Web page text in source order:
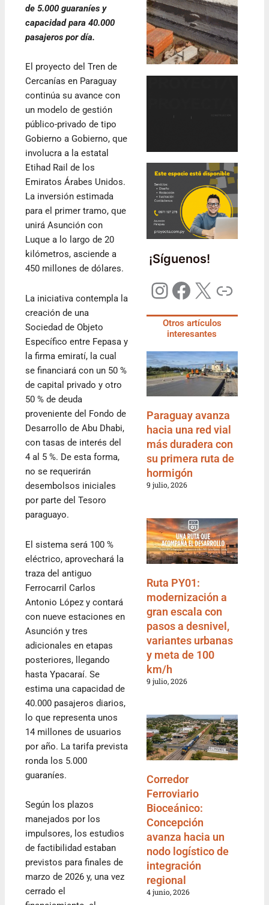
de 5.000 guaraníes y
capacidad para 40.000
pasajeros por día.
El proyecto del Tren de
Cercanías en Paraguay
continúa su avance con
un modelo de gestión
público-privado de tipo
Gobierno a Gobierno, que
involucra a la estatal
Etihad Rail de los
Emiratos Árabes Unidos.
La inversión estimada
para el primer tramo, que
unirá Asunción con
Luque a lo largo de 20
kilómetros, asciende a
450 millones de dólares.
La iniciativa contempla la
creación de una
Sociedad de Objeto
Específico entre Fepasa y
la firma emiratí, la cual
se financiará con un 50 %
de capital privado y otro
50 % de deuda
proveniente del Fondo de
Desarrollo de Abu Dhabi,
con tasas de interés del
4 al 5 %. De esta forma,
no se requerirán
desembolsos iniciales
por parte del Tesoro
paraguayo.
El sistema será 100 %
eléctrico, aprovechará la
traza del antiguo
Ferrocarril Carlos
Antonio López y contará
con nueve estaciones en
Asunción y tres
adicionales en etapas
posteriores, llegando
hasta Ypacaraí. Se
estima una capacidad de
40.000 pasajeros diarios,
lo que representa unos
14 millones de usuarios
por año. La tarifa prevista
ronda los 5.000
guaraníes.
Según los plazos
manejados por los
impulsores, los estudios
de factibilidad estaban
previstos para finales de
marzo de 2026 y, una vez
cerrado el
¡Síguenos!
Otros artículos
interesantes
Paraguay avanza
hacia una red vial
más duradera con
su primera ruta de
hormigón
9 julio, 2026
Ruta PY01:
modernización a
gran escala con
pasos a desnivel,
variantes urbanas
y meta de 100
km/h
9 julio, 2026
Corredor
Ferroviario
Bioceánico:
Concepción
avanza hacia un
nodo logístico de
integración
regional
4 junio, 2026